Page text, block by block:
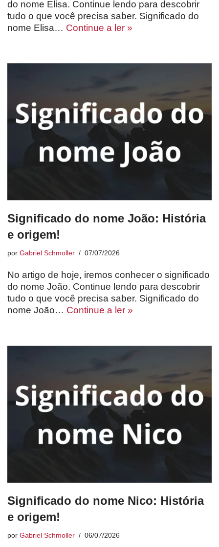
do nome Elisa. Continue lendo para descobrir
tudo o que você precisa saber. Significado do
nome Elisa… Continue a ler »
Significado do nome João: História
e origem!
por Gabriel Schmoller 07/07/2026
No artigo de hoje, iremos conhecer o significado
do nome João. Continue lendo para descobrir
tudo o que você precisa saber. Significado do
nome João… Continue a ler »
Significado do nome Nico: História
e origem!
por Gabriel Schmoller 06/07/2026